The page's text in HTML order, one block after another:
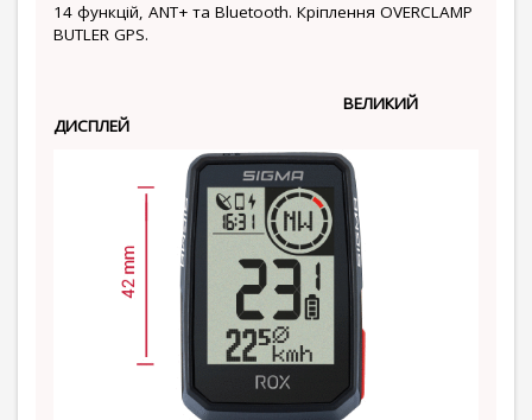
14 функцій, ANT+ та Bluetooth. Кріплення OVERCLAMP
BUTLER GPS.
ВЕЛИКИЙ
ДИСПЛЕЙ